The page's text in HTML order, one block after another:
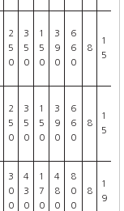
2
5
0
3
5
0
1
5
0
3
9
0
6
6
0
8
1
5
2
5
0
3
5
0
1
5
0
3
9
0
6
6
0
8
1
5
3
0
0
4
3
0
1
7
0
4
8
0
8
0
0
8
1
9